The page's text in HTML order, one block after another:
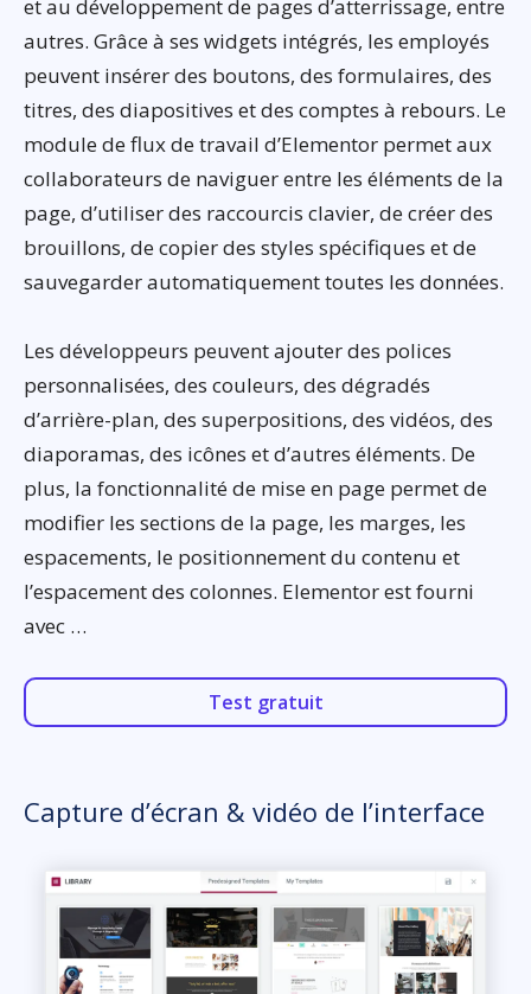
et au développement de pages d’atterrissage, entre
autres. Grâce à ses widgets intégrés, les employés
peuvent insérer des boutons, des formulaires, des
titres, des diapositives et des comptes à rebours. Le
module de flux de travail d’Elementor permet aux
collaborateurs de naviguer entre les éléments de la
page, d’utiliser des raccourcis clavier, de créer des
brouillons, de copier des styles spécifiques et de
sauvegarder automatiquement toutes les données.
Les développeurs peuvent ajouter des polices
personnalisées, des couleurs, des dégradés
d’arrière-plan, des superpositions, des vidéos, des
diaporamas, des icônes et d’autres éléments. De
plus, la fonctionnalité de mise en page permet de
modifier les sections de la page, les marges, les
espacements, le positionnement du contenu et
l’espacement des colonnes. Elementor est fourni
avec …
Test gratuit
Capture d’écran & vidéo de l’interface